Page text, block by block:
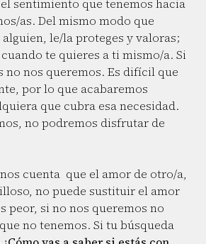
sentimiento que tenemos hacia
as. Del mismo modo que
le/la proteges y valoras;
te quieres a ti mismo/a. Si
no nos queremos. Es difícil que
por lo que acabaremos
que cubra esa necesidad.
no podremos disfrutar de
cuenta que el amor de otro/a,
no puede sustituir el amor
peor, si no nos queremos no
no tenemos. Si tu búsqueda